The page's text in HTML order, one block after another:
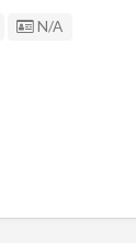
Listing ID
N/A